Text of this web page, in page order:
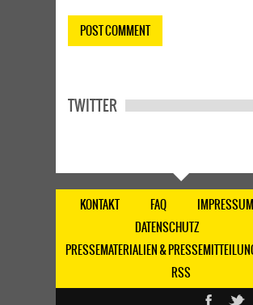
TWITTER
KONTAKT FAQ
IMPRESSUM
DATENSCHUTZ
PRESSEMATERIALIEN &
RSS